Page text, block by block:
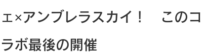
ェ×アンブレラスカイ！ このコ
ラボ最後の開催